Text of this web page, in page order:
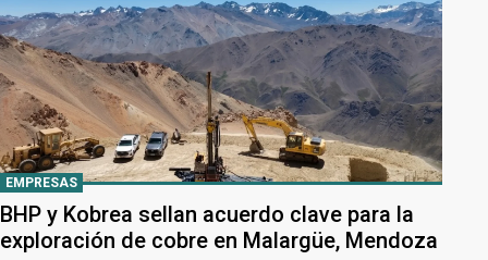
EMPRESAS
BHP y Kobrea sellan acuerdo clave para la
exploración de cobre en Malargüe, Mendoza